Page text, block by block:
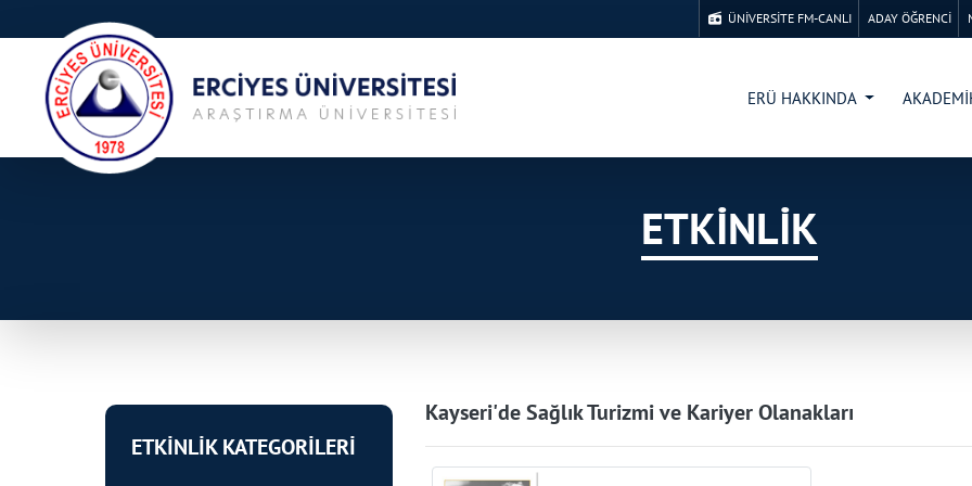
ÜNİVERSİTE FM-CANLI ADAY ÖĞRENCİ
ERÜ HAKKINDA
ETKİNLİK
ETKİNLİK KATEGORİLERİ
Kayseri'de Sağlık Turizmi ve Kariyer Olanakları